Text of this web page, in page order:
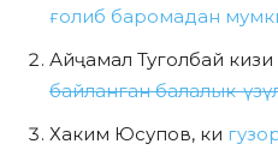
ғолиб баромадан
Айҷамал Туголбай
байланган балалык-
Хаким Юсупов, ки